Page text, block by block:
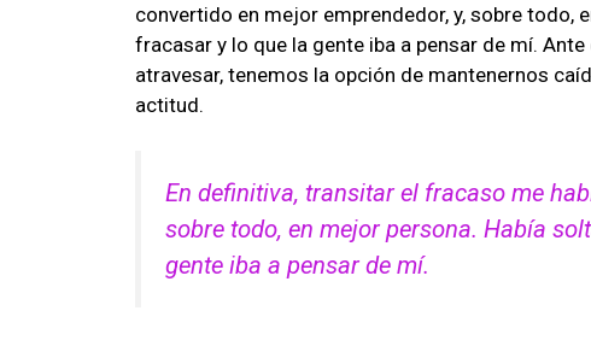
convertido en mejor emprendedor, y, sobre todo,
fracasar y lo que la gente iba a pensar de mí.
atravesar, tenemos la opción de mantenernos
actitud.
En definitiva, transitar el fracaso me
sobre todo, en mejor persona. Había
gente iba a pensar de mí.